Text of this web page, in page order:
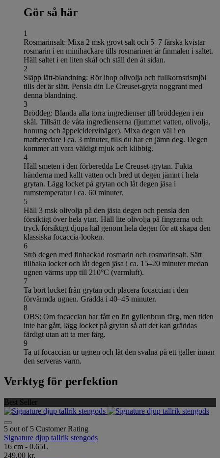
Gör så här
1
Rosmarinsalt: Mixa 2 msk grovt salt och 5–7 färska kvistar
rosmarin i en minihackare tills rosmarinen är finmalen i saltet.
Häll saltet i en liten skål och ställ den åt sidan.
2
Släpp lätt-blandning: Rör ihop olivolja och fullkornsrismjöl
tills det är slätt. Pensla din Le Creuset-gryta noggrant med
denna blandning.
3
Bröddeg: Blanda alla torra ingredienser till bröddegen i en
skål. Tillsätt de våta ingredienserna (ljummet vatten, olivolja,
honung och äppelcidervinäger). Mixa degen väl i en
matberedare i ca. 3 minuter, tills du har en jämn deg. Degen
kommer att vara väldigt mjuk och klibbig.
4
Häll smeten i den förberedda Le Creuset-grytan. Fukta
händerna med kallt vatten och bred ut degen jämnt i hela
grytan. Lägg locket på grytan och låt degen jäsa i
rumstemperatur i ca. 60 minuter.
5
Häll 3 msk olivolja på den jästa degen och pensla den
försiktigt över hela ytan. Häll lite olivolja på fingrarna och
tryck försiktigt djupa hål genom hela degen för att skapa den
klassiska focaccia-looken.
6
Strö degen med finhackad rosmarin och rosmarinsalt. Sätt
tillbaka locket och låt degen jäsa i ca. 15–20 minuter medan
ugnen värms upp till 210°C (varmluft).
7
Ta bort locket från grytan och placera focaccian i den
förvärmda ugnen. Grädda i 40–45 minuter.
8
OBS: Om focaccian har fått en fin gyllenbrun färg, men tiden
inte har gått, lägg locket på grytan så att det kan gräddas
färdigt utan att ta mer färg.
9
Ta ut focaccian ur ugnen och låt den svalna på ett galler innan
den serveras varm.
Verktyg för perfektion
Best Seller
5 out of 5 Customer Rating
Signature djup tallrik stengods
16 cm - 0.65L
249,00 kr.